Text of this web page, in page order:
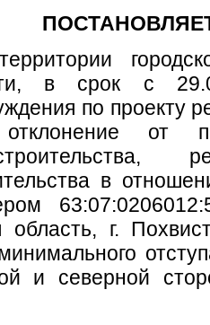
в срок с
по проекту
от
в
область, г.
и северной